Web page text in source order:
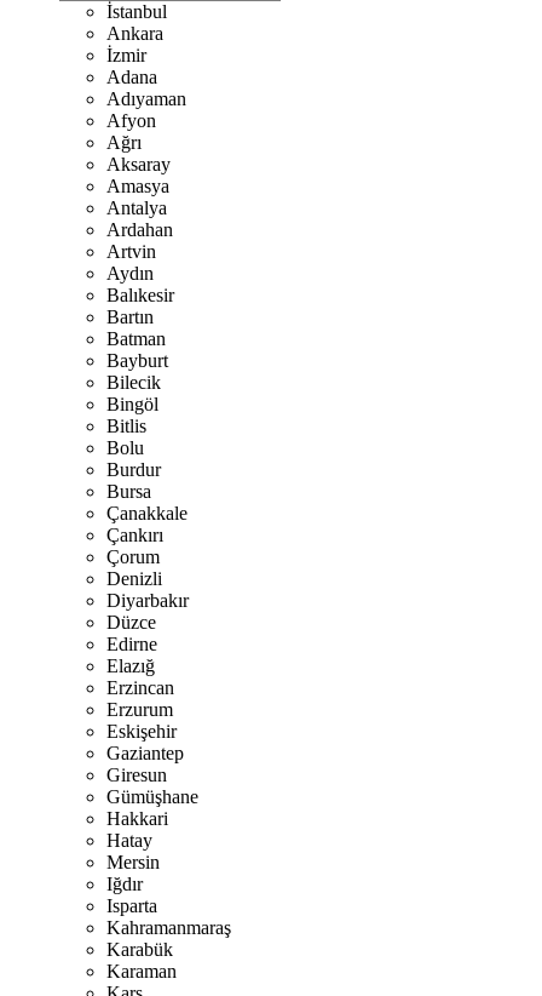
İstanbul
Ankara
İzmir
Adana
Adıyaman
Afyon
Ağrı
Aksaray
Amasya
Antalya
Ardahan
Artvin
Aydın
Balıkesir
Bartın
Batman
Bayburt
Bilecik
Bingöl
Bitlis
Bolu
Burdur
Bursa
Çanakkale
Çankırı
Çorum
Denizli
Diyarbakır
Düzce
Edirne
Elazığ
Erzincan
Erzurum
Eskişehir
Gaziantep
Giresun
Gümüşhane
Hakkari
Hatay
Mersin
Iğdır
Isparta
Kahramanmaraş
Karabük
Karaman